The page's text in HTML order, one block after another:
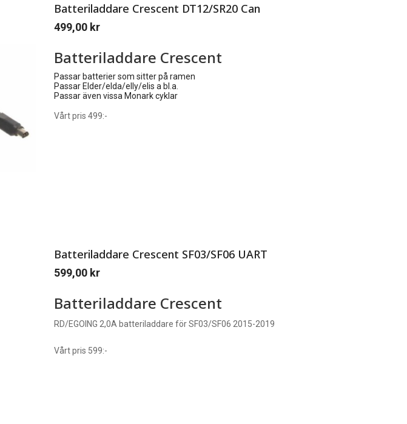
Batteriladdare Crescent DT12/SR20 Can
499,00 kr
Batteriladdare Crescent
Passar batterier som sitter på ramen
Passar Elder/elda/elly/elis a bl.a.
Passar även vissa Monark cyklar
Vårt pris 499:-
Batteriladdare Crescent SF03/SF06 UART
599,00 kr
Batteriladdare Crescent
RD/EGOING 2,0A batteriladdare för SF03/SF06 2015-2019
Vårt pris 599:-